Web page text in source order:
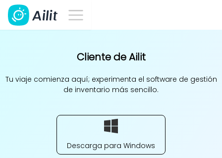
Cliente de Ailit
Tu viaje comienza aquí; experimenta el software de gestión
de inventario más sencillo.
Descarga para Windows